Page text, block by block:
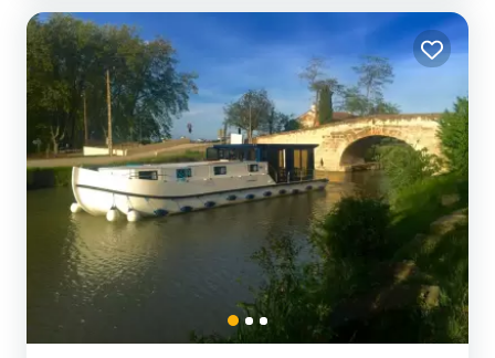
Wohnzimmer, das wahre Herz des Bootes, mit seinem gemütlic...